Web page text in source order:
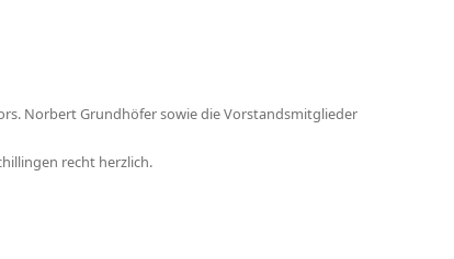
Norbert Grundhöfer sowie die Vorstandsmitglieder
recht herzlich.